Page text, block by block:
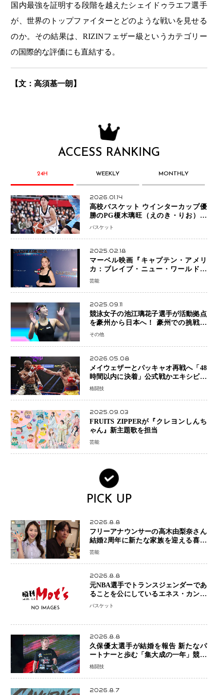
国内最強を証明する段階を越えたシェイドゥラエフ選手
が、世界のトップファイターとどのような戦いを見せる
のか。その結果は、RIZINフェザー級というカテゴリー
の国際的な評価にも直結する。
【文：高須基一朗】
ACCESS RANKING
24H WEEKLY MONTHLY
2026.01.14
高校バスケット ウインターカップ優
勝のPG榎木璃旺（えのき・りお）が
プロの現場へ―。
バスケット
2025.02.18
マーベル映画『キャプテン・アメリ
カ：ブレイブ・ニュー・ワールド』
新ブラック・ウィドウ役のシラ・ハー
芸能
2025.09.11
競泳女子の池江璃花子選手が活動拠点
を豪州から日本へ！ 豪州での挑戦を
糧に、28年ロサンゼルス五輪へ再始動
その他
2026.05.08
メイウェザーとパッキャオ再戦へ「48
時間以内に決着」公式戦かエキシビシ
ョンか混迷続く
格闘技
2025.09.03
FRUITS ZIPPERが『クレヨンしんち
ゃん』新主題歌を担当
芸能
PICK UP
2026.8.8
フリーアナウンサーの高木由梨奈さん
結婚2周年に新たな家族を迎える喜び
を報告 夫・岸田タツヤさんと連名
芸能
2026.8.8
元NBA選手でトランスジェンダーであ
ることを公にしているエネス・カンタ
ーがWNBAドラフト参戦を表明「参加
バスケット
2026.8.8
久保優太選手が結婚を報告 新たなパ
ートナーと歩む「集大成の一年」競技
生活を支える存在に感謝
格闘技
2026.8.7